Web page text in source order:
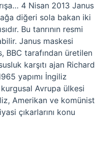
4 Nisan 2013 Janus
diğeri sola bakan iki
Bu tanrının resmi
Janus maskesi
BBC tarafından üretilen
karşıtı ajan Richard
yapımı İngiliz
Avrupa ülkesi
Amerikan ve komünist
çıkarlarını konu